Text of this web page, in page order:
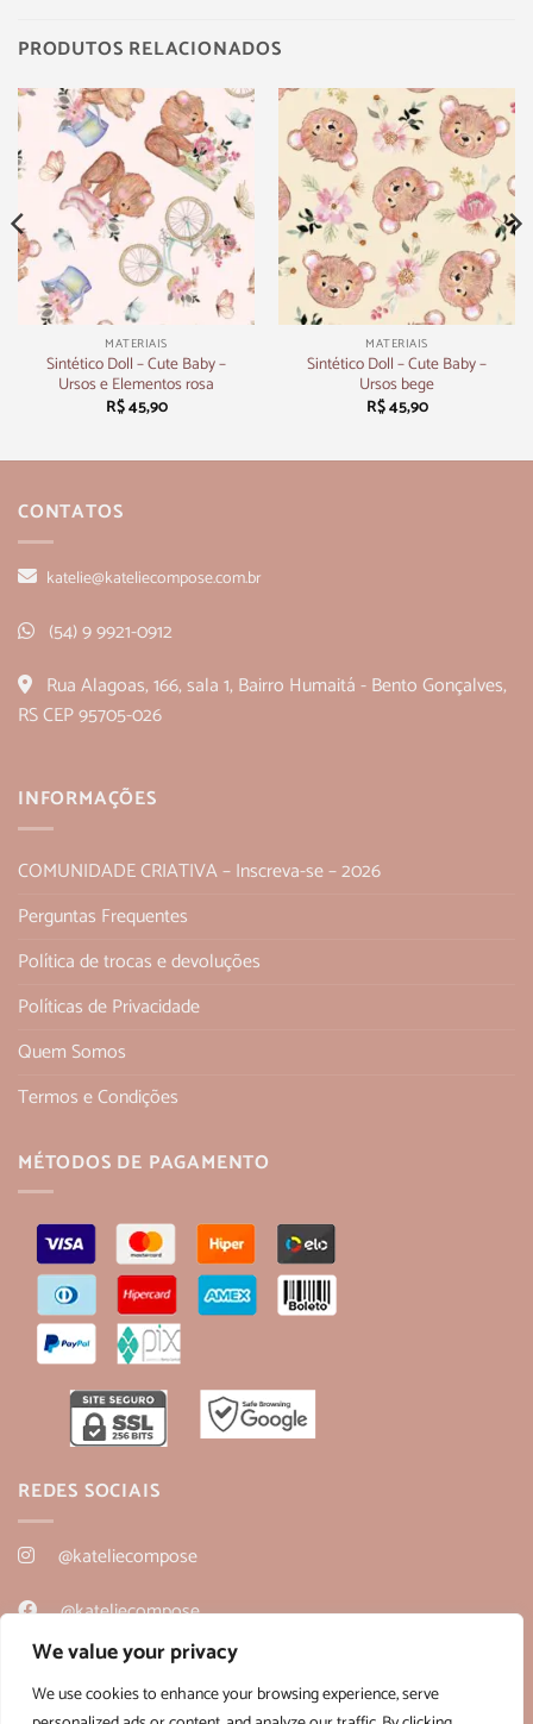
We value your privacy
We use cookies to enhance your browsing experience, serve
PRODUTOS RELACIONADOS
MATERIAIS
Sintético Doll – Cute Baby –
Ursos e Elementos rosa
R$45,90
MATERIAIS
Sintético Doll – Cute Baby –
Ursos bege
R$45,90
CONTATOS
katelie@kateliecompose.com.br
(54) 9 9921-0912
Rua Alagoas, 166, sala 1, Bairro Humaitá - Bento Gonçalves,
RS CEP 95705-026
INFORMAÇÕES
COMUNIDADE CRIATIVA – Inscreva-se – 2026
Perguntas Frequentes
Política de trocas e devoluções
Políticas de Privacidade
Quem Somos
Termos e Condições
MÉTODOS DE PAGAMENTO
REDES SOCIAIS
@kateliecompose
@kateliecompose
@kateliecompose